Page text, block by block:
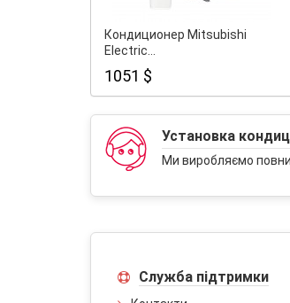
Кондиционер Mitsubishi
Electric...
1051 $
Установка
Ми виробляємо
Служба підтримки